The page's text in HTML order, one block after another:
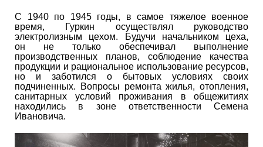
С 1940 по 1945 годы, в самое тяжелое военное
время, Гуркин осуществлял руководство
электролизным цехом. Будучи начальником цеха,
он не только обеспечивал выполнение
производственных планов, соблюдение качества
продукции и рациональное использование ресурсов,
но и заботился о бытовых условиях своих
подчиненных. Вопросы ремонта жилья, отопления,
санитарных условий проживания в общежитиях
находились в зоне ответственности Семена
Ивановича.